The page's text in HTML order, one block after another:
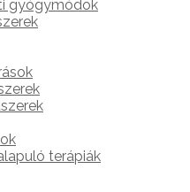
gyógymódok
terápiák